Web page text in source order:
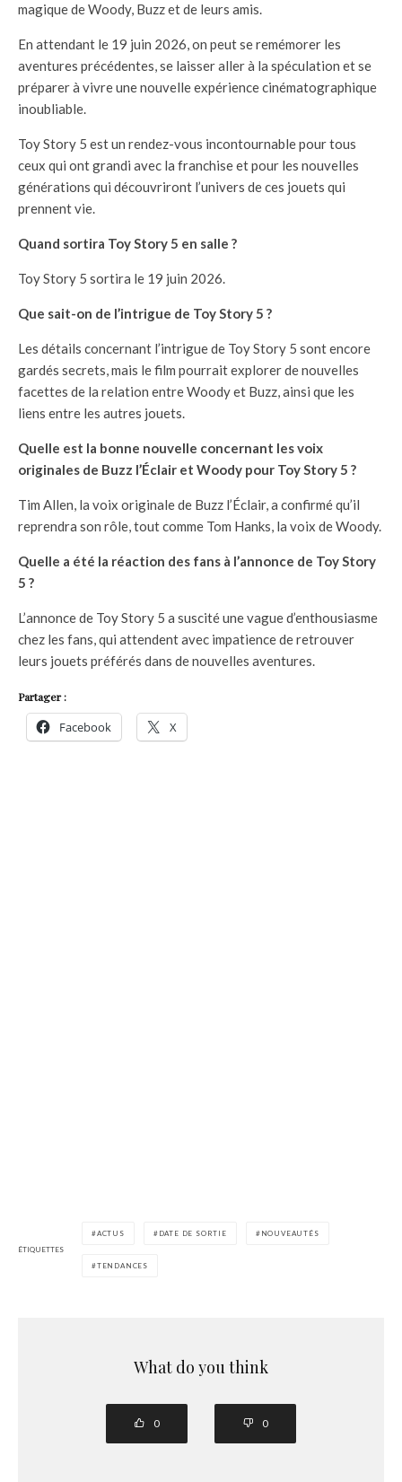
magique de Woody, Buzz et de leurs amis.
En attendant le 19 juin 2026, on peut se remémorer les
aventures précédentes, se laisser aller à la spéculation et se
préparer à vivre une nouvelle expérience cinématographique
inoubliable.
Toy Story 5 est un rendez-vous incontournable pour tous
ceux qui ont grandi avec la franchise et pour les nouvelles
générations qui découvriront l’univers de ces jouets qui
prennent vie.
Quand sortira Toy Story 5 en salle ?
Toy Story 5 sortira le 19 juin 2026.
Que sait-on de l’intrigue de Toy Story 5 ?
Les détails concernant l’intrigue de Toy Story 5 sont encore
gardés secrets, mais le film pourrait explorer de nouvelles
facettes de la relation entre Woody et Buzz, ainsi que les
liens entre les autres jouets.
Quelle est la bonne nouvelle concernant les voix
originales de Buzz l’Éclair et Woody pour Toy Story 5 ?
Tim Allen, la voix originale de Buzz l’Éclair, a confirmé qu’il
reprendra son rôle, tout comme Tom Hanks, la voix de Woody.
Quelle a été la réaction des fans à l’annonce de Toy Story
5 ?
L’annonce de Toy Story 5 a suscité une vague d’enthousiasme
chez les fans, qui attendent avec impatience de retrouver
leurs jouets préférés dans de nouvelles aventures.
Partager :
Facebook X
ÉTIQUETTES
ACTUS DATE DE SORTIE NOUVEAUTÉS
TENDANCES
What do you think
0 0